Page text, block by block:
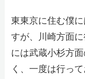
東東京に住む僕
すが、川崎方面
には武蔵小杉方
く、一度は行っ